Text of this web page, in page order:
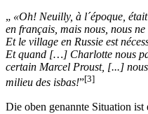
„ «Oh! Neuilly, à l´époque,
en français, mais nous, nous
Et le village en Russie est
Et quand […] Charlotte nous
certain Marcel Proust, [...]
milieu des isbas!”[3]
Die oben genannte Situation